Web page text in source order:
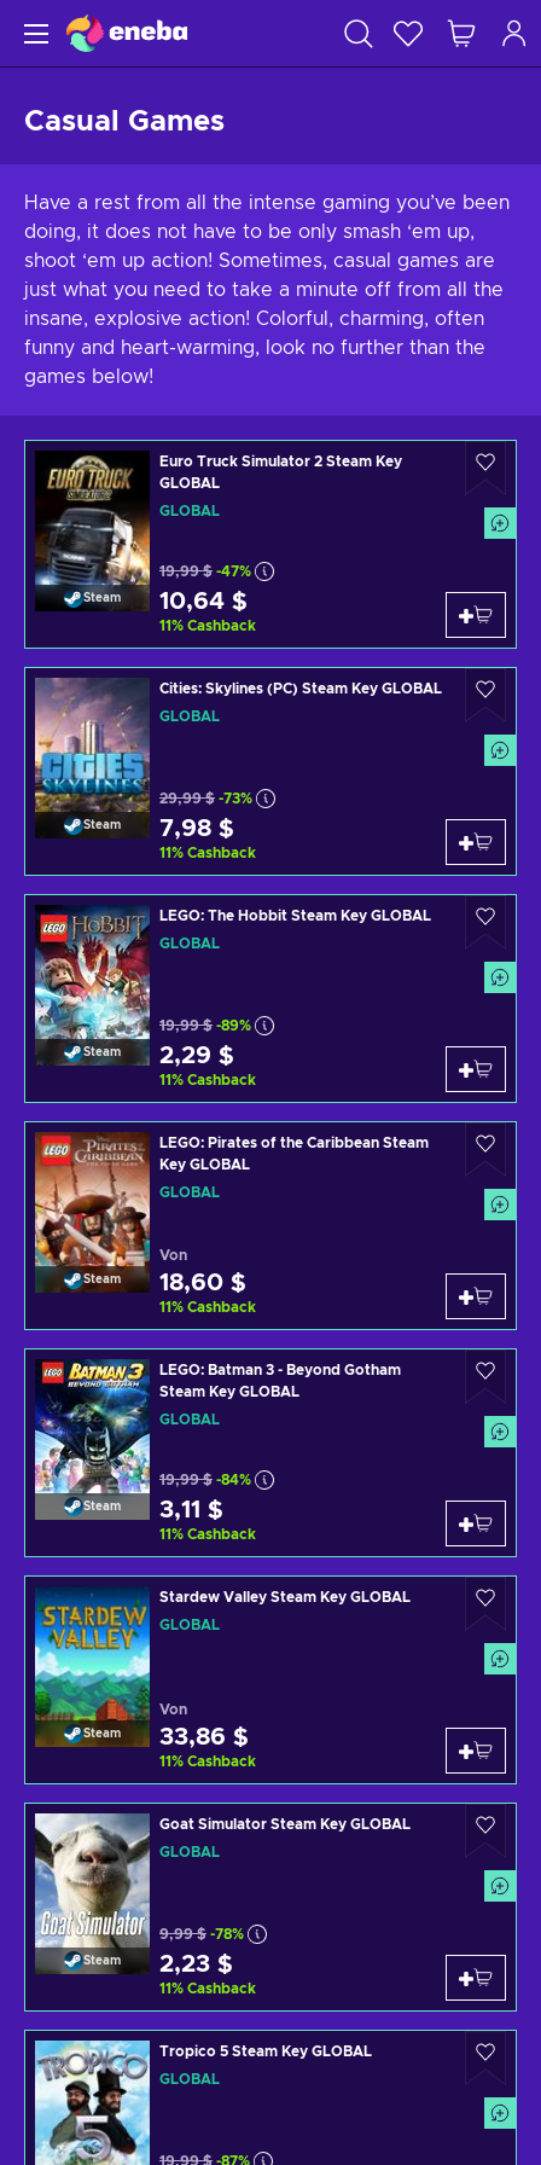
Casual Games
Have a rest from all the intense gaming you’ve been
doing, it does not have to be only smash ‘em up,
shoot ‘em up action! Sometimes, casual games are
just what you need to take a minute off from all the
insane, explosive action! Colorful, charming, often
funny and heart-warming, look no further than the
games below!
Steam
Euro Truck Simulator 2 Steam Key
GLOBAL
GLOBAL
19,99 $ -47%
10,64 $
11% Cashback
Steam
Cities: Skylines (PC) Steam Key GLOBAL
GLOBAL
29,99 $ -73%
7,98 $
11% Cashback
Steam
LEGO: The Hobbit Steam Key GLOBAL
GLOBAL
19,99 $ -89%
2,29 $
11% Cashback
Steam
LEGO: Pirates of the Caribbean Steam
Key GLOBAL
GLOBAL
Von
18,60 $
11% Cashback
Steam
LEGO: Batman 3 - Beyond Gotham
Steam Key GLOBAL
GLOBAL
19,99 $ -84%
3,11 $
11% Cashback
Steam
Stardew Valley Steam Key GLOBAL
GLOBAL
Von
33,86 $
11% Cashback
Steam
Goat Simulator Steam Key GLOBAL
GLOBAL
9,99 $ -78%
2,23 $
11% Cashback
Tropico 5 Steam Key GLOBAL
GLOBAL
19,99 $ -87%